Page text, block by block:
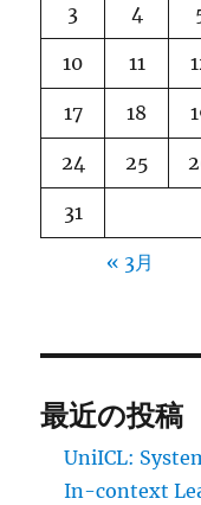
3 4
10 11
17 18
24 25
31
« 3月
最近の投稿
UniICL:
In-context